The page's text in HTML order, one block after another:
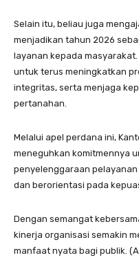
Selain itu, beliau juga
menjadikan tahun 2026
layanan kepada
untuk terus meningkatkan
integritas, serta menjaga
pertanahan.
Melalui apel perdana ini,
meneguhkan komitmennya
penyelenggaraan
dan berorientasi pada
Dengan semangat
kinerja organisasi semakin
manfaat nyata bagi publik.